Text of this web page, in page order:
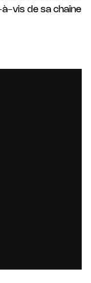
vis de sa chaîne